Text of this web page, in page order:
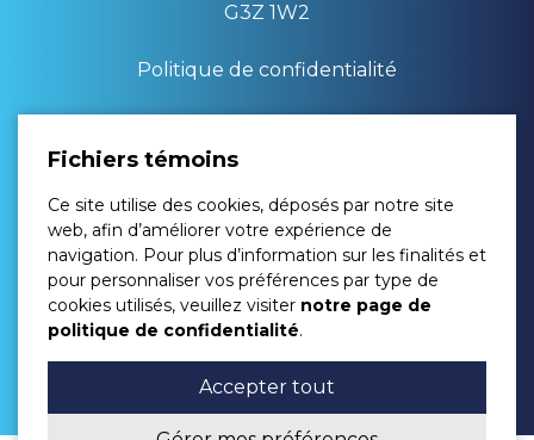
G3Z 1W2
Politique de confidentialité
Lundi : 08:00 à 17:00
Mercredi : 08:00 à 17:00
Jeudi : 08:00 à 16:00
Vendredi : 08:00 à 16:00
Samedi : Fermé
Dimanche : Fermé
Fichiers témoins
Ce site utilise des cookies, déposés par notre site
web, afin d’améliorer votre expérience de
navigation. Pour plus d’information sur les finalités et
pour personnaliser vos préférences par type de
cookies utilisés, veuillez visiter notre page de
politique de confidentialité.
Accepter tout